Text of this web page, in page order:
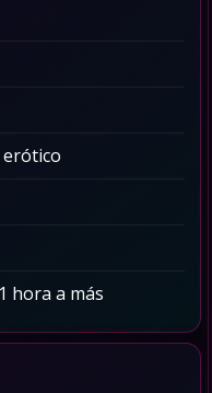
hora a más